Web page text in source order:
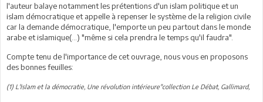
l'auteur balaye notamment les prétentions d'un islam politique et un
islam démocratique et appelle à repenser le système de la religion civile
car la demande démocratique, l'emporte un peu partout dans le monde
arabe et islamique(...) "même si cela prendra le temps qu'il faudra".
Compte tenu de l'importance de cet ouvrage, nous vous en proposons
des bonnes feuilles:
(1) L'Islam et la démocratie, Une révolution intérieure"collection Le Débat, Gallimard,